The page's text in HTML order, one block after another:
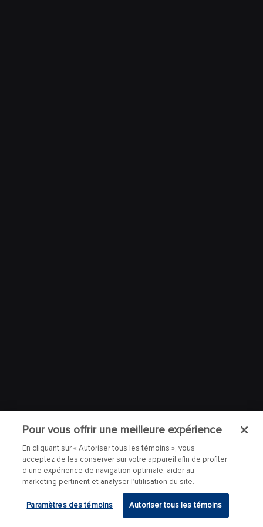
Pour vous offrir une meilleure expérience
En cliquant sur « Autoriser tous les témoins », vous
acceptez de les conserver sur votre appareil afin de profiter
d’une expérience de navigation optimale, aider au
marketing pertinent et analyser l’utilisation du site.
Paramètres des témoins Autoriser tous les témoins